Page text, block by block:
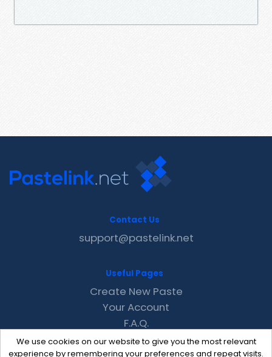
We use cookies on our website to give you the most relevant
experience by remembering your preferences and repeat visits.
Contact Us
support@pastelink.net
Useful Pages
Create New Paste
Your Account
F.A.Q.
Recent